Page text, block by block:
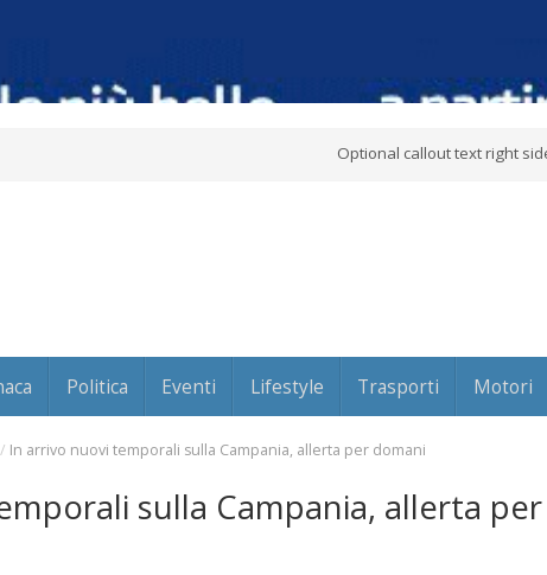
Optional callout text right
Politica Eventi Lifestyle Trasporti Motori
/ In arrivo nuovi temporali sulla Campania, allerta per domani
sulla Campania, allerta per